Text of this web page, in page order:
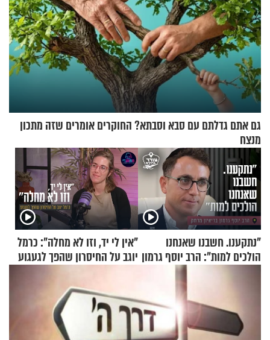
גם אתם גדלתם עם סבא וסבתא? החוקרים אומרים שזה מתכון
מנצח
"נתקענו. חשבנו שאנחנו
הולכים למות": הרב יוסף גרמון
בריאיון מרתק
"אין לי יד, וזו לא מחלה": כרמל
יוגב על החיסרון שהפך לגעגוע